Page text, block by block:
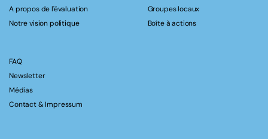
A propos de l'évaluation
Notre vision politique
Groupes locaux
Boîte à actions
FAQ
Newsletter
Médias
Contact & Impressum